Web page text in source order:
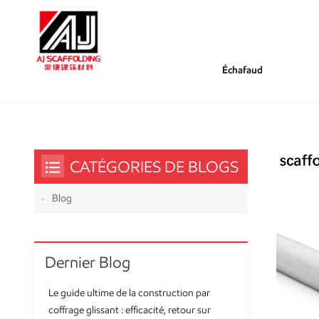
Échafaud
CATÉGORIES DE BLOGS
Blog
Dernier Blog
Le guide ultime de la construction par
coffrage glissant : efficacité, retour sur